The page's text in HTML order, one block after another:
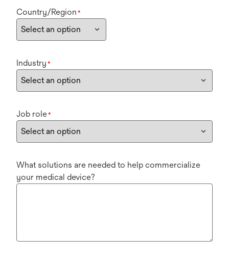
Country/Region *
Industry *
Job role*
What solutions are needed to help commercialize
your medical device?